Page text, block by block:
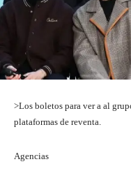
>Los boletos para ver a al
plataformas de reventa.
Agencias